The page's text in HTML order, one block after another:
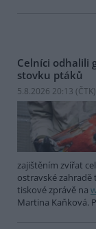
Celníci odhalili
stovku ptáků
5.8.2026 20:13 (ČTK)
zajištěním zvířat
ostravské zahradě
tiskové zprávě na
Martina Kaňková.